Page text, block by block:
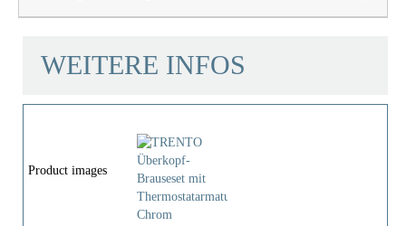
WEITERE INFOS
Product images